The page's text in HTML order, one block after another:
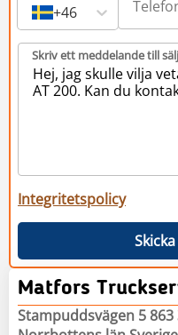
+46
Skriv ett meddelande till
Integritetspolicy
Matfors
Stampuddsvägen 5